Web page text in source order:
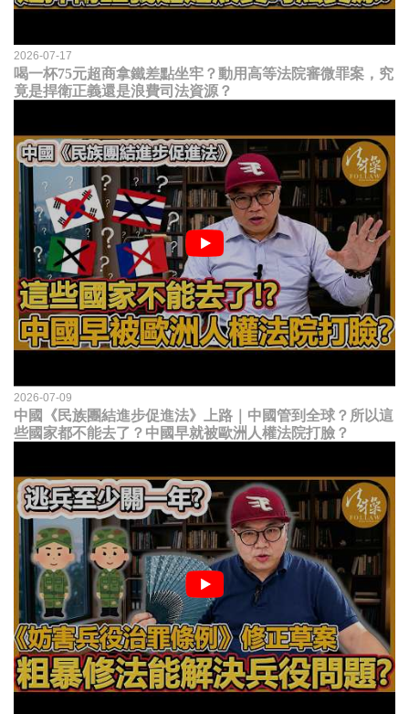
2026-07-17
喝一杯75元超商拿鐵差點坐牢？動用高等法院審微罪案，究
竟是捍衛正義還是浪費司法資源？
2026-07-09
中國《民族團結進步促進法》上路｜中國管到全球？所以這
些國家都不能去了？中國早就被歐洲人權法院打臉？